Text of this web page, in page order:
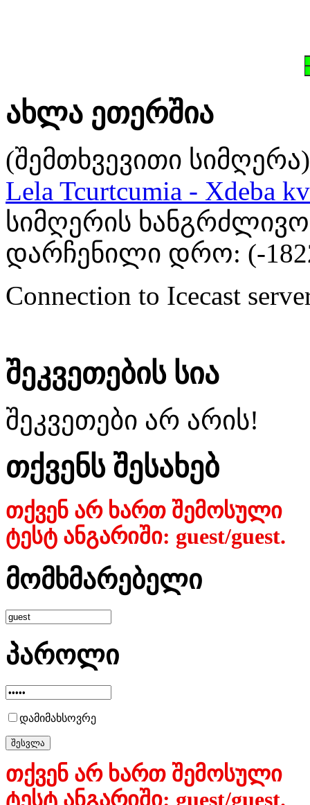
ახლა ეთერშია
(შემთხვევითი სიმღერა)
Lela Tcurtcumia - Xdeba
სიმღერის
დარჩენილი დრო: (-
Connection to Icecast
შეკვეთების სია
შეკვეთები არ არის!
თქვენს შესახებ
თქვენ არ ხართ შემოსული
ტესტ ანგარიში: guest/guest.
მომხმარებელი
პაროლი
დამიმახსოვრე
თქვენ არ ხართ შემოსული
ტესტ ანგარიში: guest/guest.